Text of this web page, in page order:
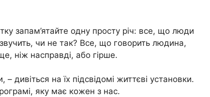
запам’ятайте одну просту річ: все, що люди
чи не так? Все, що говорить людина,
ніж насправді, або гірше.
дивіться на їх підсвідомі життєві установки.
яку має кожен з нас.